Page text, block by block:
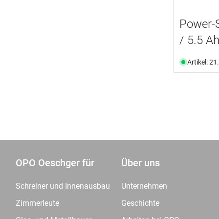
Power-
/ 5.5 Ah
Artikel:
OPO Oeschger für
Schreiner und Innenausbau
Zimmerleute
Über uns
Unternehmen
Geschichte